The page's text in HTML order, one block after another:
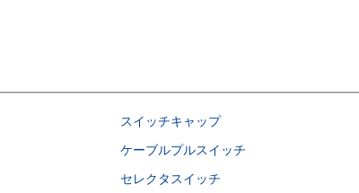
スイッチキャップ
ケーブルプルスイッチ
セレクタスイッチ